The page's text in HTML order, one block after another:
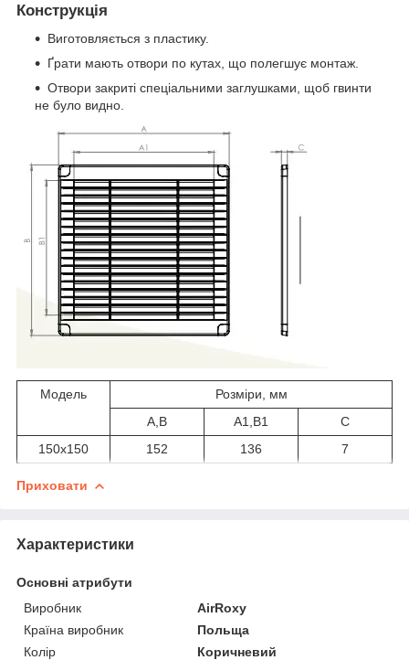
Конструкція
Виготовляється з пластику.
Ґрати мають отвори по кутах, що полегшує монтаж.
​​​​Отвори закриті спеціальними заглушками, щоб гвинти
не було видно.
Модель
Розміри, мм
A,B
A1,B1
C
150х150
152 136 7
Приховати
Характеристики
Основні атрибути
Виробник
AirRoxy
Країна виробник
Польща
Колір
Коричневий